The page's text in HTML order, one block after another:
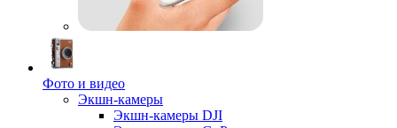
Фото и видео
Экшн-камеры
Экшн-камеры DJI